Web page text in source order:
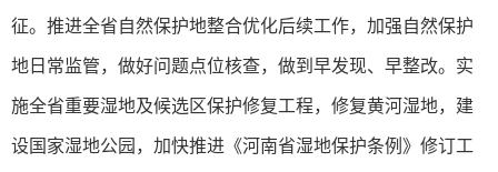
征。推进全省自然保护地整合优化后续工作，加强自然保护
地日常监管，做好问题点位核查，做到早发现、早整改。实
施全省重要湿地及候选区保护修复工程，修复黄河湿地，建
设国家湿地公园，加快推进《河南省湿地保护条例》修订工